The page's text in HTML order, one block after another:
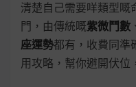
清楚自己需要咩類型嘅
門，由傳統嘅紫微鬥數
座運勢都有，收費同準
用攻略，幫你避開伏位